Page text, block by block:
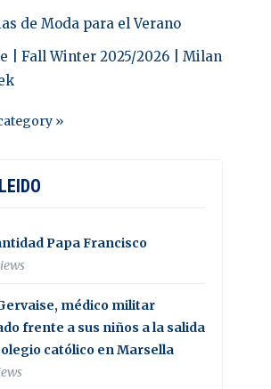
de Moda para el Verano
| Fall Winter 2025/2026 | Milan
»
Papa Francisco
médico militar
frente a sus niños a la salida
católico en Marsella